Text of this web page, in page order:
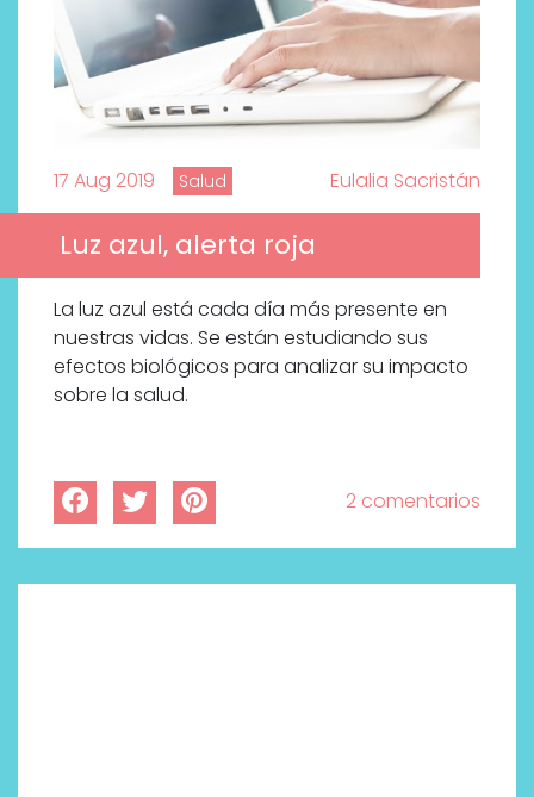
17 Aug 2019 Salud Eulalia Sacristán
Luz azul, alerta roja
La luz azul está cada día más presente en
nuestras vidas. Se están estudiando sus
efectos biológicos para analizar su impacto
sobre la salud.
2 comentarios